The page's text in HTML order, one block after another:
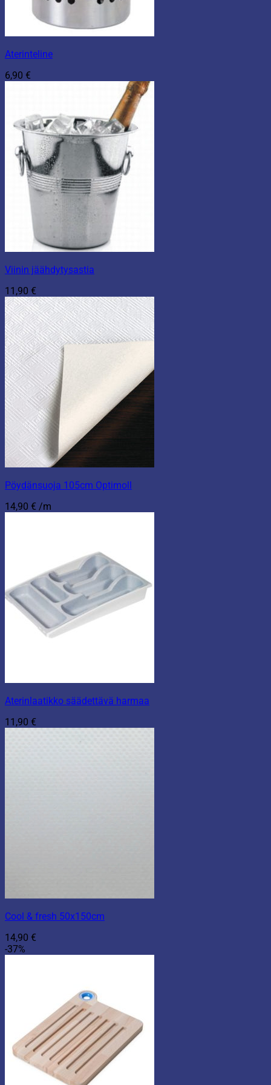
Aterinteline
6,90 €
Viinin jäähdytysastia
11,90 €
Pöydänsuoja 105cm Optimoll
14,90 € /m
Aterinlaatikko säädettävä harmaa
11,90 €
Cool & fresh 50x150cm
14,90 €
-37%